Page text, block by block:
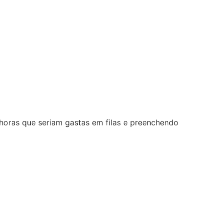
que seriam gastas em filas e preenchendo